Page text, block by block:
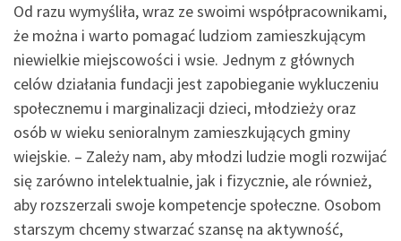
Od razu wymyśliła, wraz ze swoimi współpracownikami,
że można i warto pomagać ludziom zamieszkującym
niewielkie miejscowości i wsie. Jednym z głównych
celów działania fundacji jest zapobieganie wykluczeniu
społecznemu i marginalizacji dzieci, młodzieży oraz
osób w wieku senioralnym zamieszkujących gminy
wiejskie. – Zależy nam, aby młodzi ludzie mogli rozwijać
się zarówno intelektualnie, jak i fizycznie, ale również,
aby rozszerzali swoje kompetencje społeczne. Osobom
starszym chcemy stwarzać szansę na aktywność,